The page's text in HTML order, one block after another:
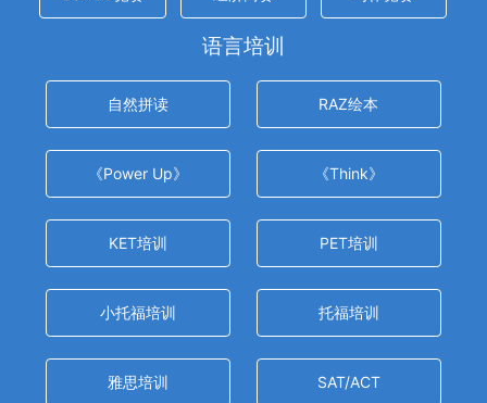
语言培训
自然拼读 RAZ绘本
《Power Up》 《Think》
KET培训 PET培训
小托福培训 托福培训
雅思培训 SAT/ACT